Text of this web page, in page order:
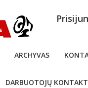
ARCHYVAS
DARBUOTOJŲ